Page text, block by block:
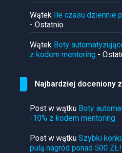
Wątek Ile czasu dziennie
- Ostatnio
Wątek Boty
z kodem mentoring -
Najbardziej doceniony
Post w wątku Boty
-10% z kodem mentoring
Post w wątku Szybki
pulą nagród ponad 500 ZŁ!